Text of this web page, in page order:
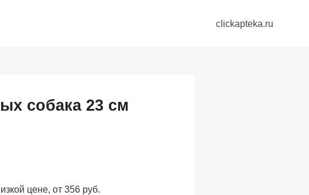
clickapteka.ru
собака 23 см
цене, от 356 руб.